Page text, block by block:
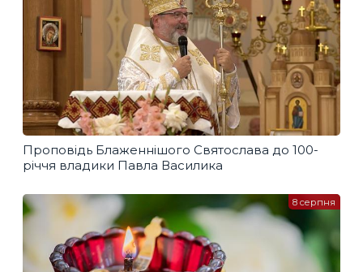
Проповідь Блаженнішого Святослава до 100-
річчя владики Павла Василика
8 серпня